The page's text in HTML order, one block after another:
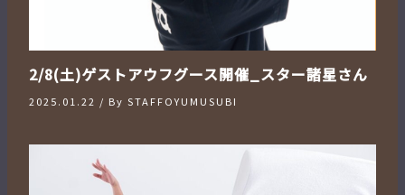
2/8(土)ゲストアウフグース開催_スター諸星さん
2025.01.22 / By STAFFOYUMUSUBI